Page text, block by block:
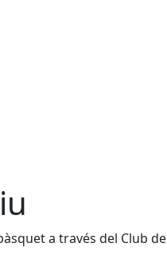
a través del Club de